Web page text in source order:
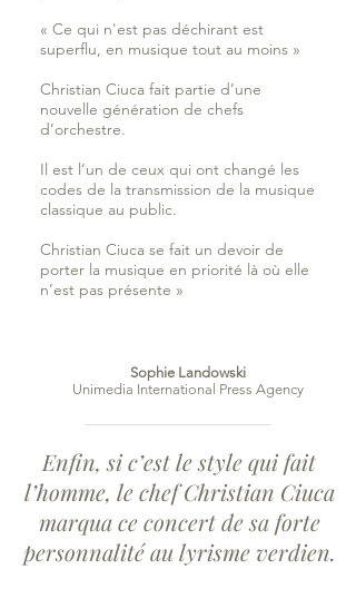
« Ce qui n'est pas déchirant est
superflu, en musique tout au moins »
Christian Ciuca fait partie d’une
nouvelle génération de chefs
d’orchestre.
Il est l’un de ceux qui ont changé les
codes de la transmission de la musique
classique au public.
Christian Ciuca se fait un devoir de
porter la musique en priorité là où elle
n’est pas présente »
Sophie Landowski
Unimedia International Press Agency
Enfin, si c’est le style qui fait
l’homme, le chef Christian Ciuca
marqua ce concert de sa forte
personnalité au lyrisme verdien.